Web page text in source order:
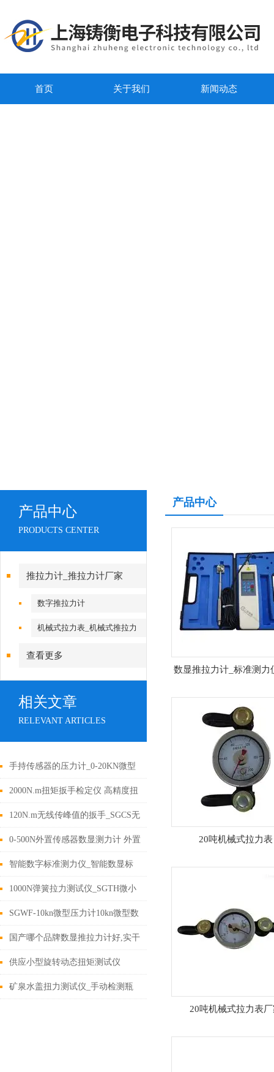
首页 关于我们 新闻动态
产品中心
PRODUCTS CENTER
推拉力计_推拉力计厂家
数字推拉力计
机械式拉力表_机械式推拉力
查看更多
相关文章
RELEVANT ARTICLES
手持传感器的压力计_0-20KN微型
手持式数显压力计价格
2000N.m扭矩扳手检定仪 高精度扭
力扳手校准仪使用注意事项
120N.m无线传峰值的扳手_SGCS无
线式峰值输出电子扭矩扳手价格
0-500N外置传感器数显测力计 外置
传感器的数显测力计价格
智能数字标准测力仪_智能数显标
准测力计价格
1000N弹簧拉力测试仪_SGTH微小
弹簧拉压力负荷测量仪价格
SGWF-10kn微型压力计10kn微型数
显拉压力计厂家
国产哪个品牌数显推拉力计好,实干
数显式推拉测力计
供应小型旋转动态扭矩测试仪
1N.m5N.m35N.m厂家
矿泉水盖扭力测试仪_手动检测瓶
产品中心
数显推拉力计_标准测力
20吨机械式拉力表
20吨机械式拉力表